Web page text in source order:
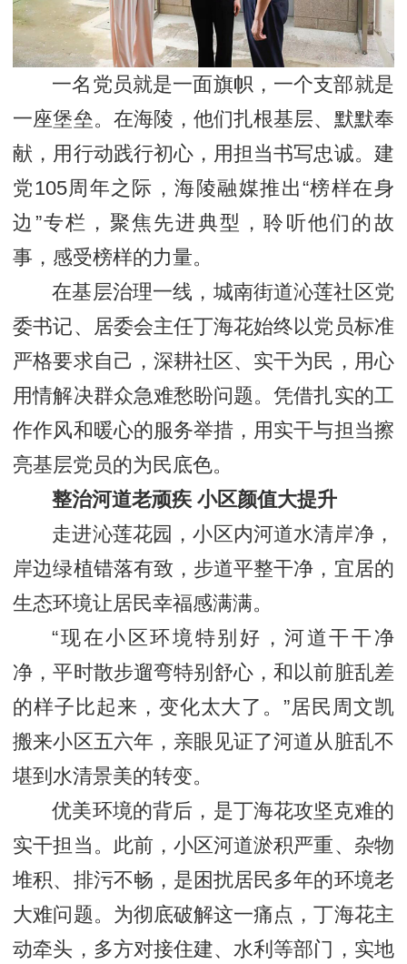
一名党员就是一面旗帜，一个支部就是
一座堡垒。在海陵，他们扎根基层、默默奉
献，用行动践行初心，用担当书写忠诚。建
党105周年之际，海陵融媒推出“榜样在身
边”专栏，聚焦先进典型，聆听他们的故
事，感受榜样的力量。
在基层治理一线，城南街道沁莲社区党
委书记、居委会主任丁海花始终以党员标准
严格要求自己，深耕社区、实干为民，用心
用情解决群众急难愁盼问题。凭借扎实的工
作作风和暖心的服务举措，用实干与担当擦
亮基层党员的为民底色。
整治河道老顽疾 小区颜值大提升
走进沁莲花园，小区内河道水清岸净，
岸边绿植错落有致，步道平整干净，宜居的
生态环境让居民幸福感满满。
“现在小区环境特别好，河道干干净
净，平时散步遛弯特别舒心，和以前脏乱差
的样子比起来，变化太大了。”居民周文凯
搬来小区五六年，亲眼见证了河道从脏乱不
堪到水清景美的转变。
优美环境的背后，是丁海花攻坚克难的
实干担当。此前，小区河道淤积严重、杂物
堆积、排污不畅，是困扰居民多年的环境老
大难问题。为彻底破解这一痛点，丁海花主
动牵头，多方对接住建、水利等部门，实地